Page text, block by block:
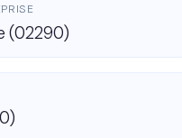
(02290)